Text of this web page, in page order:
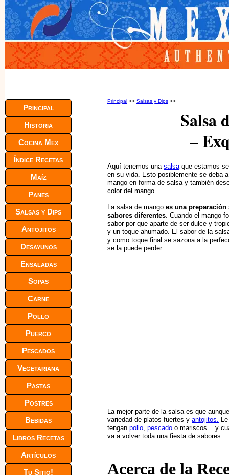
Principal >> Salsas y Dips >>
Salsa
–
Aquí tenemos una salsaque estamos
en su vida. Esto posiblemente se deba
mango en forma de salsa y también
color del mango.
La salsa de mango es una
sabores diferentes. Cuando el mango
sabor por que aparte de ser dulce y
y un toque ahumado. El sabor de la
y como toque final se sazona a la
se la puede perder.
La mejor parte de la salsa es que
variedad de platos fuertes y antojitos.
tengan pollo pescado o mariscos... y
va a volver toda una fiesta de sabores.
Acerca de la
Principal
Historia
Cocina Mex
Índice Recetas
Maíz
Panes
Salsas y Dips
Antojitos
Desayunos
Ensaladas
Sopas
Carne
Pollo
Puerco
Pescados
Vegetariana
Pastas
Postres
Bebidas
Libros Recetas
Artículos
Tu Sitio!